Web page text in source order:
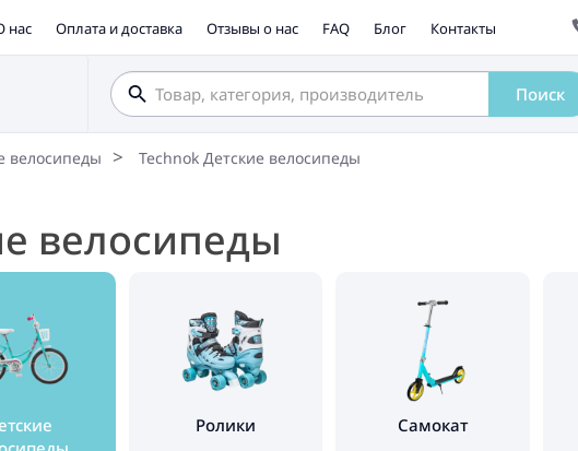
нас Оплата и доставка Отзывы о нас FAQ Блог Контакты
Поиск
велосипеды Technok Детские велосипеды
велосипеды
Ролики Самокат